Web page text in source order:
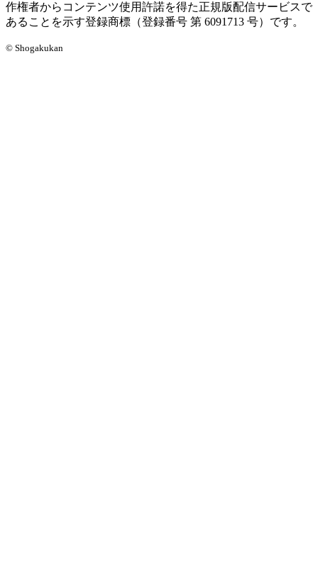
作権者からコンテンツ使用許諾を得た正規版配信サービスで
あることを示す登録商標（登録番号 第 6091713 号）です。
© Shogakukan